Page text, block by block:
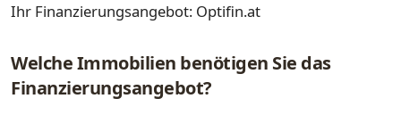
Ihr Finanzierungsangebot: Optifin.at
Welche Immobilien benötigen Sie das
Finanzierungsangebot?